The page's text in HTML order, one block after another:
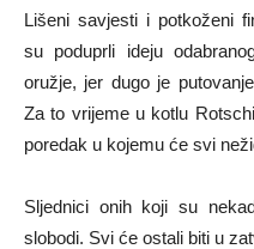
Lišeni savjesti i potkoženi
su poduprli ideju
oružje, jer dugo je
Za to vrijeme u kotlu
poredak u kojemu će svi
Sljednici onih koji su
slobodi. Svi će ostali biti u